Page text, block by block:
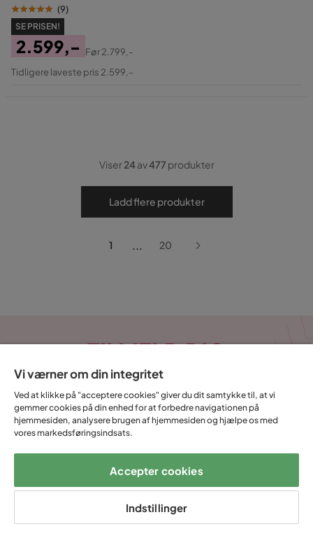
(9)
SE PRISEN!
Pris
2.599,-
Original
Før2.799,-
Tidligere laveste pris 2.599,-
Viser24av477 produkter
Ladd flere produkter
1 ... 20
TILMELD DIG
NYHEDSBREVET
E-mail
Ved at indtaste min e-mailadresse bekræfter jeg, at jeg gerne vil
Vi værner om din integritet
Ved at klikke på "acceptere cookies" giver du dit samtykke til, at vi
gemmer cookies på din enhed for at forbedre navigationen på
hjemmesiden, analysere brugen af hjemmesiden og hjælpe os med
vores markedsføringsindsats.
Accepter cookies
Indstillinger